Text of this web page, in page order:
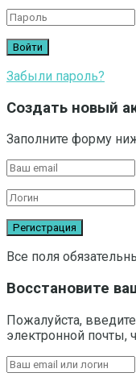
Забыли пароль?
Создать новый
Заполните форму
Все поля
Восстановите
Пожалуйста,
электронной почты,